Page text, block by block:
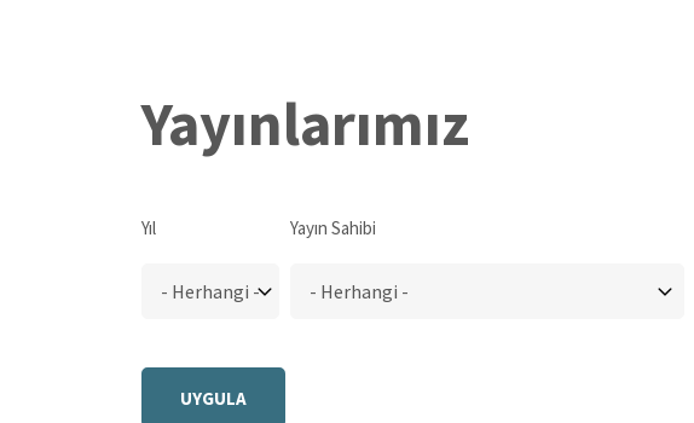
Yayınlarımız
Yıl Yayın Sahibi